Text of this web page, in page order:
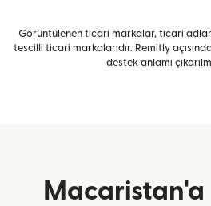
Görüntülenen ticari markalar, ticari
tescilli ticari markalarıdır. Remitly
destek anlamı